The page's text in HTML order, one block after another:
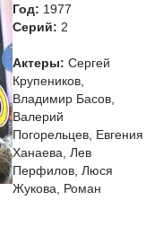
Год: 1977
Cерий: 2
Актеры: Сергей
Крупеников,
Владимир Басов,
Валерий
Погорельцев, Евгения
Ханаева, Лев
Перфилов, Люся
Жукова, Роман